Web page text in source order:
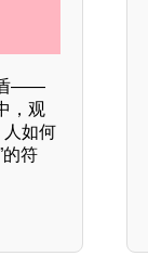
盾——
，观
人如何
的符